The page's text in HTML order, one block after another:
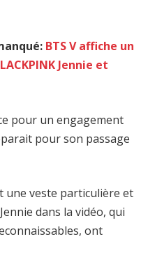
BTS V affiche un
Jennie et
pour un engagement
pour son passage
une veste particulière et
dans la vidéo, qui
ont